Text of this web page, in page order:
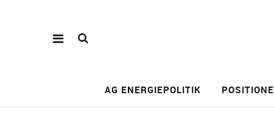
AG ENERGIEPOLITIK